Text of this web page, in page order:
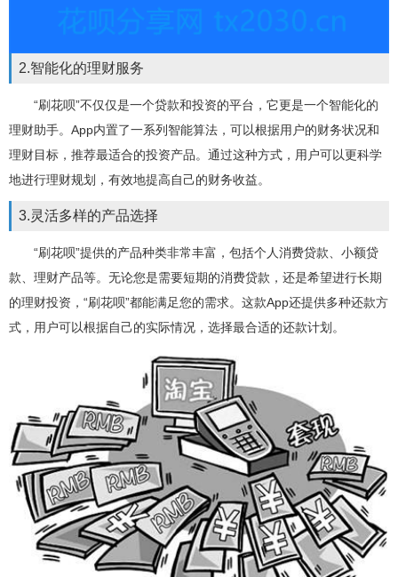
2.智能化的理财服务
“刷花呗”不仅仅是一个贷款和投资的平台，它更是一个智能化的
理财助手。App内置了一系列智能算法，可以根据用户的财务状况和
理财目标，推荐最适合的投资产品。通过这种方式，用户可以更科学
地进行理财规划，有效地提高自己的财务收益。
3.灵活多样的产品选择
“刷花呗”提供的产品种类非常丰富，包括个人消费贷款、小额贷
款、理财产品等。无论您是需要短期的消费贷款，还是希望进行长期
的理财投资，“刷花呗”都能满足您的需求。这款App还提供多种还款方
式，用户可以根据自己的实际情况，选择最合适的还款计划。